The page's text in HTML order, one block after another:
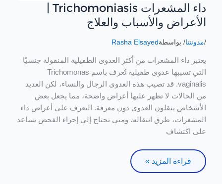
الأعراض والأسباب والعلاج
/مدونتنا/ بواسطةRasha Elsayed
يعتبر داء المشعرات من أكثر العدوى الطفيلية المنقولة جنسيًا
التي تسببها عدوى طفيلية تُعرف باسم Trichomonas
vaginalis. قد تصيب هذه العدوى الرجال والنساء، لكن العديد
من الحالات لا تظهر عليها أعراض واضحة، مما يجعل بعض
الأشخاص ينقلون العدوى دون معرفة. التعرف على أعراض داء
المشعرات، طرق انتقاله، ومتى تحتاج إلى إجراء الفحص يساعد
على اكتشاف
داء
والأسباب
والعلاج
قراءة المزيد »